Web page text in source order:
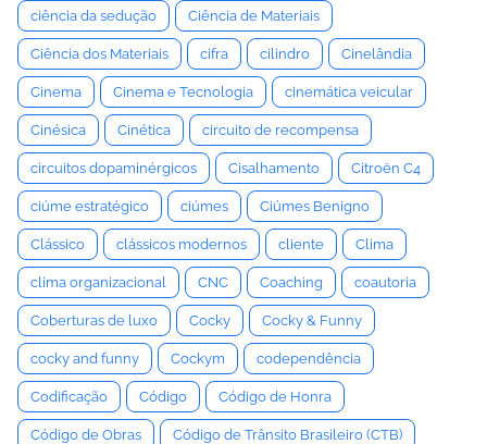
ciência da sedução Ciência de Materiais
Ciência dos Materiais cifra cilindro Cinelândia
Cinema Cinema e Tecnologia cinemática veicular
Cinésica Cinética circuito de recompensa
circuitos dopaminérgicos Cisalhamento Citroën C4
ciúme estratégico ciúmes Ciúmes Benigno
Clássico clássicos modernos cliente Clima
clima organizacional CNC Coaching coautoria
Coberturas de luxo Cocky Cocky & Funny
cocky and funny Cockym codependência
Codificação Código Código de Honra
Código de Obras Código de Trânsito Brasileiro (CTB)